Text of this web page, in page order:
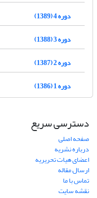
دوره 4 (1389)
دوره 3 (1388)
دوره 2 (1387)
دوره 1 (1386)
دسترسی سریع
صفحه اصلی
درباره نشریه
اعضای هیات تحریریه
ارسال مقاله
تماس با ما
نقشه سایت